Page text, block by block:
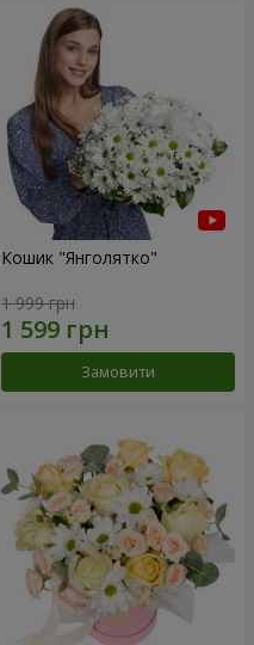
Кошик "Янголятко"
1 999 грн
Замовити